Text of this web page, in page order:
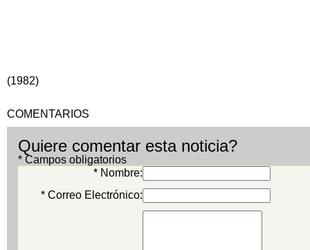
(1982)
COMENTARIOS
Quiere comentar esta noticia?
* Campos obligatorios
* Nombre:
* Correo Electrónico: